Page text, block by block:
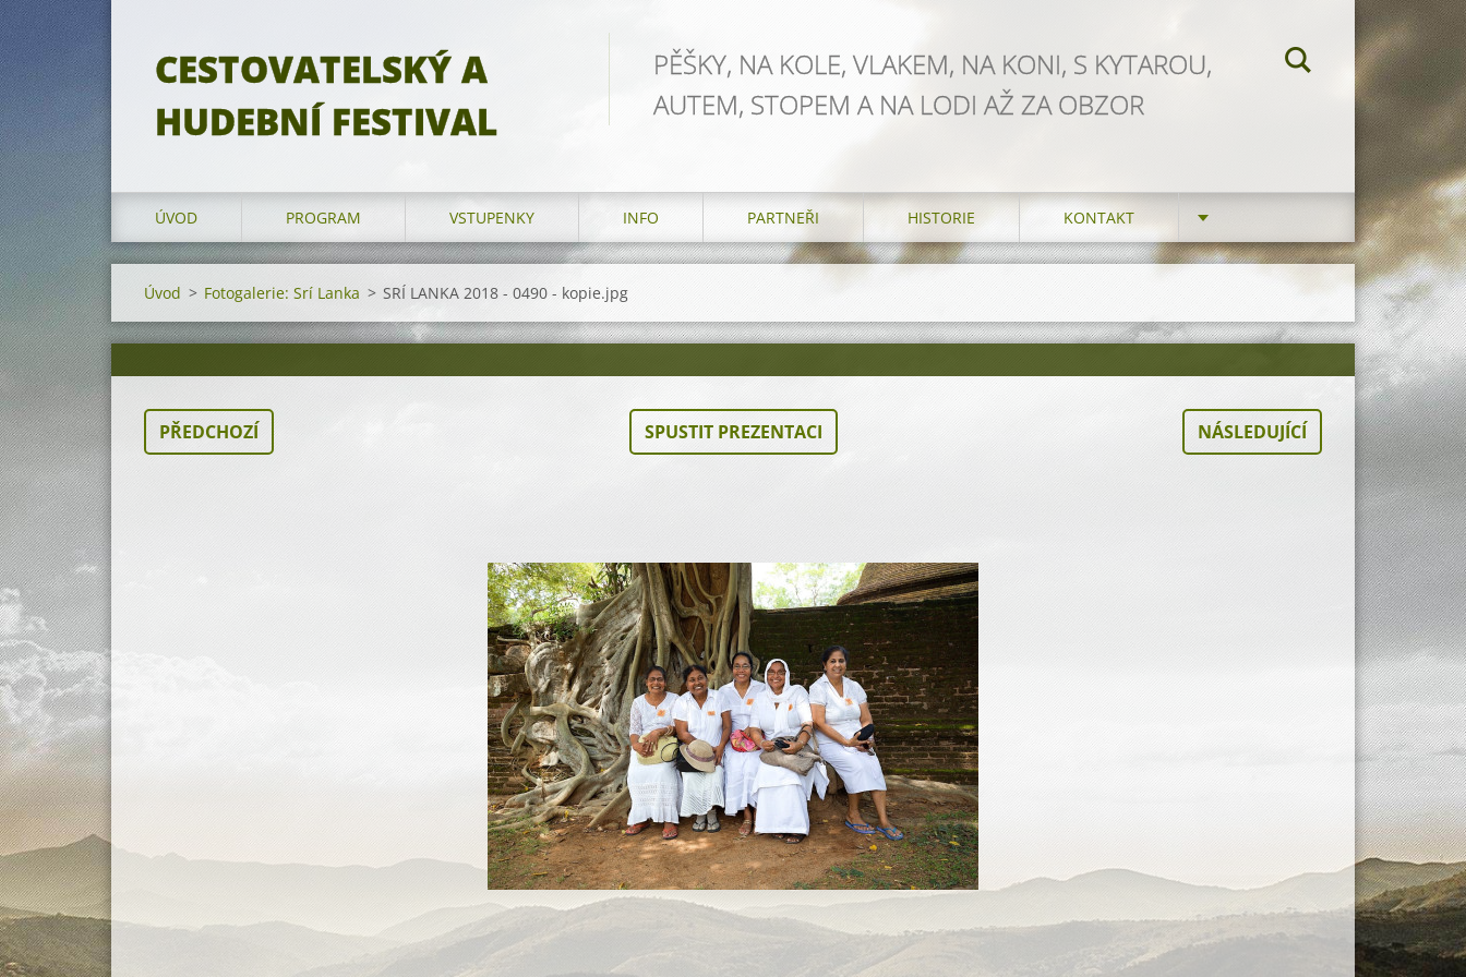
CESTOVATELSKÝ A
HUDEBNÍ FESTIVAL
PĚŠKY, NA KOLE, VLAKEM, NA KONI, S KYTAROU,
AUTEM, STOPEM A NA LODI AŽ ZA OBZOR
ÚVOD PROGRAM VSTUPENKY INFO PARTNEŘI HISTORIE KONTAKT
Úvod > Fotogalerie: Srí Lanka > SRÍ LANKA 2018 - 0490 - kopie.jpg
PŘEDCHOZÍ SPUSTIT PREZENTACI NÁSLEDUJÍCÍ